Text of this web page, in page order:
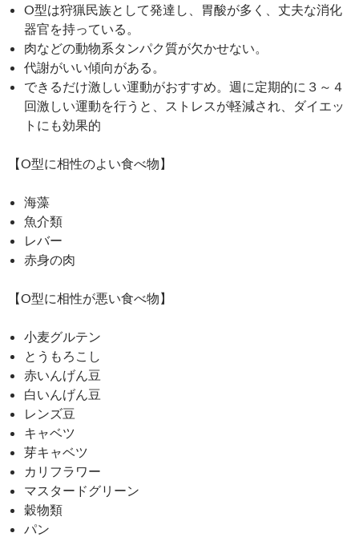
O型は狩猟民族として発達し、胃酸が多く、丈夫な消化
器官を持っている。
肉などの動物系タンパク質が欠かせない。
代謝がいい傾向がある。
できるだけ激しい運動がおすすめ。週に定期的に３～４
回激しい運動を行うと、ストレスが軽減され、ダイエッ
トにも効果的
【O型に相性のよい食べ物】
海藻
魚介類
レバー
赤身の肉
【O型に相性が悪い食べ物】
小麦グルテン
とうもろこし
赤いんげん豆
白いんげん豆
レンズ豆
キャベツ
芽キャベツ
カリフラワー
マスタードグリーン
穀物類
パン